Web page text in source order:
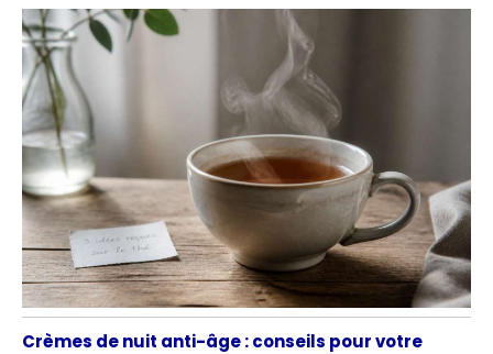
Crèmes de nuit anti-âge : conseils pour votre